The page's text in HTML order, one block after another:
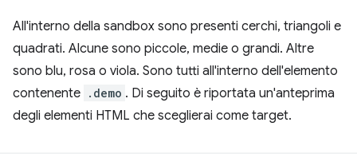
All'interno della sandbox sono presenti cerchi, triangoli e
quadrati. Alcune sono piccole, medie o grandi. Altre
sono blu, rosa o viola. Sono tutti all'interno dell'elemento
contenente .demo . Di seguito è riportata un'anteprima
degli elementi HTML che sceglierai come target.